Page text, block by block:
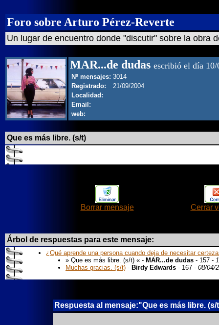
Foro sobre Arturo Pérez-Reverte
Un lugar de encuentro donde "discutir" sobre la obra
MAR...de dudas escribió el día
Nº mensajes: 3014
Registrado:
21/09/2004
Localidad:
Email:
web:
Que es más libre. (s/t)
Borrar mensaje Cerrar
Árbol de respuestas para este mensaje:
¿Qué aprende una persona cuando deja de necesitar
» Que es más libre. (s/t) « - MAR...de dudas - 157 -
Muchas gracias. (s/t) - Birdy Edwards - 167 - 08/04/
Respuesta al mensaje:"Que es más libre.